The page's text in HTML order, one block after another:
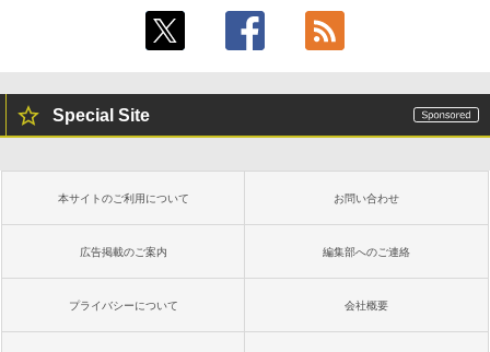
Special Site
本サイトのご利用について お問い合わせ
広告掲載のご案内 編集部へのご連絡
プライバシーについて 会社概要